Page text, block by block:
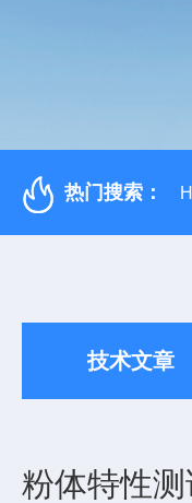
热门搜索：
技术文章
粉体特性